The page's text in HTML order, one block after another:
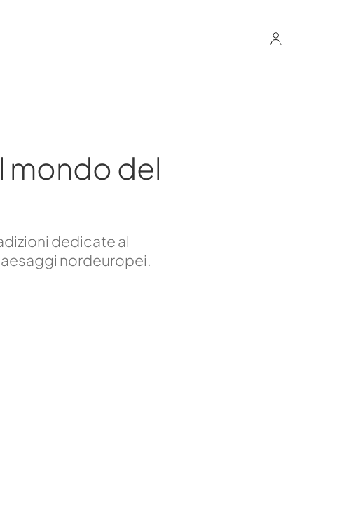
mondo del
dedicate al
nordeuropei.